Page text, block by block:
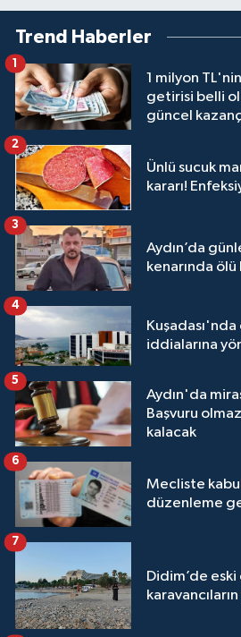
Trend Haberler
1 milyon
getirisi belli
güncel
1
Ünlü sucuk
kararı!
2
Aydın’da
kenarında
3
iddialarına
4
Aydın'da
Başvuru
kalacak
5
Mecliste
düzenleme
6
Didim’de eski
7